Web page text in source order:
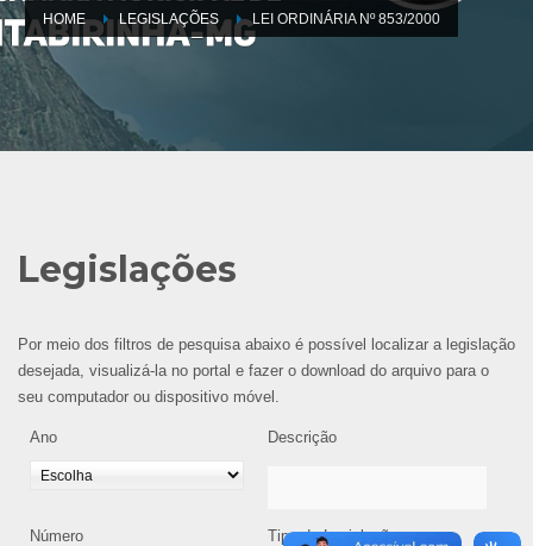
HOME LEGISLAÇÕES LEI ORDINÁRIA Nº 853/2000
Legislações
Por meio dos filtros de pesquisa abaixo é possível localizar a legislação
desejada, visualizá-la no portal e fazer o download do arquivo para o
seu computador ou dispositivo móvel.
Ano Descrição
Número Tipo de Legislação